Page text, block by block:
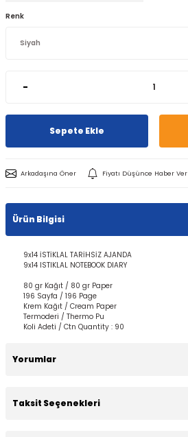
Renk
-
Sepete Ekle
Arkadaşına Öner Fiyatı Düşünce Haber Ver
Ürün Bilgisi
9x14 İSTİKLAL TARİHSİZ AJANDA
9x14 ISTIKLAL NOTEBOOK DIARY
80 gr Kağıt / 80 gr Paper
196 Sayfa / 196 Page
Krem Kağıt / Cream Paper
Termoderi / Thermo Pu
Koli Adeti / Ctn Quantity : 90
Yorumlar
Taksit Seçenekleri